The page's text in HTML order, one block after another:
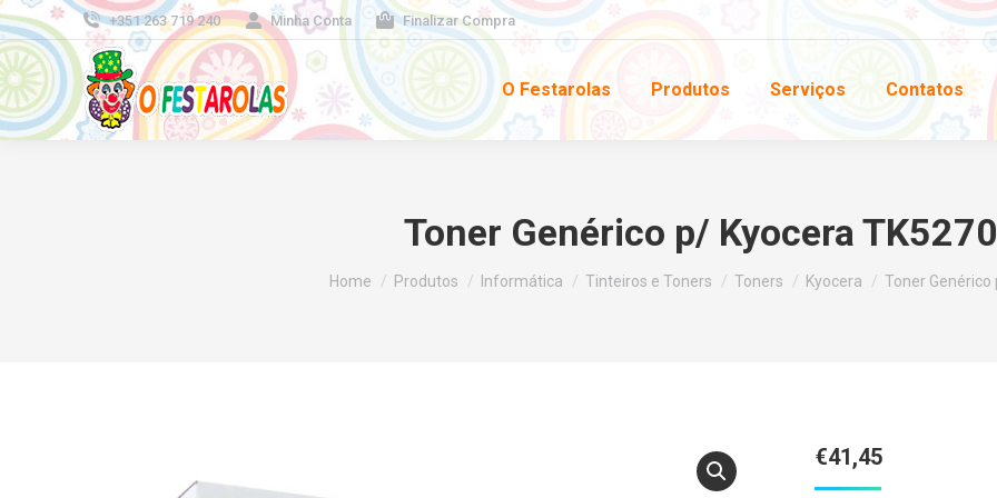
+351 263 719 240 Minha Conta Finalizar Compra
O Festarolas Produtos Serviços Contatos
Toner Genérico p/ Kyocera
You are here:
Home Produtos Informática Tinteiros e Toners Toners Kyocera Toner Genérico
€41,45